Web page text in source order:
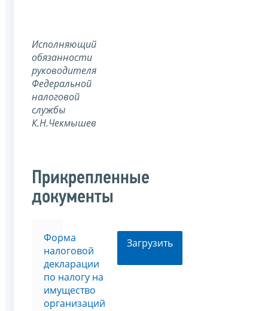
Исполняющий
обязанности
руководителя
Федеральной
налоговой
службы
К.Н.Чекмышев
Прикрепленные
документы
Форма
налоговой
декларации
по налогу на
имущество
организаций
Загрузить